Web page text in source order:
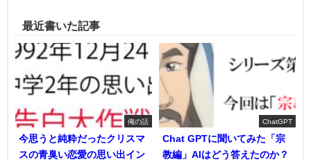
最近書いた記事
俺の話
今思うと純粋だったクリスマ
スの青臭い恋愛の思い出イン
ChatGPT
Chat GPTに聞いてみた「宗
教編」AIはどう答えたのか？